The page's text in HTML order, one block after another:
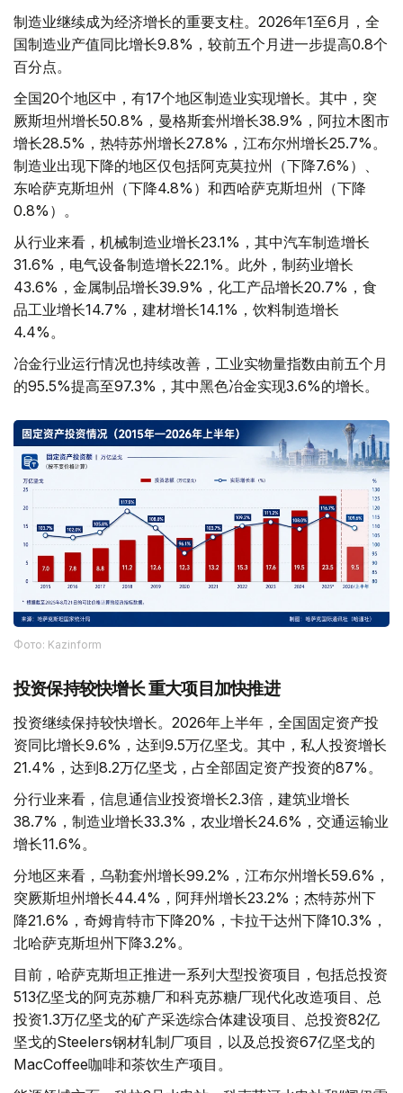
制造业继续成为经济增长的重要支柱。2026年1至6月，全
国制造业产值同比增长9.8%，较前五个月进一步提高0.8个
百分点。
全国20个地区中，有17个地区制造业实现增长。其中，突
厥斯坦州增长50.8%，曼格斯套州增长38.9%，阿拉木图市
增长28.5%，热特苏州增长27.8%，江布尔州增长25.7%。
制造业出现下降的地区仅包括阿克莫拉州（下降7.6%）、
东哈萨克斯坦州（下降4.8%）和西哈萨克斯坦州（下降
0.8%）。
从行业来看，机械制造业增长23.1%，其中汽车制造增长
31.6%，电气设备制造增长22.1%。此外，制药业增长
43.6%，金属制品增长39.9%，化工产品增长20.7%，食
品工业增长14.7%，建材增长14.1%，饮料制造增长
4.4%。
冶金行业运行情况也持续改善，工业实物量指数由前五个月
的95.5%提高至97.3%，其中黑色冶金实现3.6%的增长。
Фото: Kazinform
投资保持较快增长 重大项目加快推进
投资继续保持较快增长。2026年上半年，全国固定资产投
资同比增长9.6%，达到9.5万亿坚戈。其中，私人投资增长
21.4%，达到8.2万亿坚戈，占全部固定资产投资的87%。
分行业来看，信息通信业投资增长2.3倍，建筑业增长
38.7%，制造业增长33.3%，农业增长24.6%，交通运输业
增长11.6%。
分地区来看，乌勒套州增长99.2%，江布尔州增长59.6%，
突厥斯坦州增长44.4%，阿拜州增长23.2%；杰特苏州下
降21.6%，奇姆肯特市下降20%，卡拉干达州下降10.3%，
北哈萨克斯坦州下降3.2%。
目前，哈萨克斯坦正推进一系列大型投资项目，包括总投资
513亿坚戈的阿克苏糖厂和科克苏糖厂现代化改造项目、总
投资1.3万亿坚戈的矿产采选综合体建设项目、总投资82亿
坚戈的Steelers钢材轧制厂项目，以及总投资67亿坚戈的
MacCoffee咖啡和茶饮生产项目。